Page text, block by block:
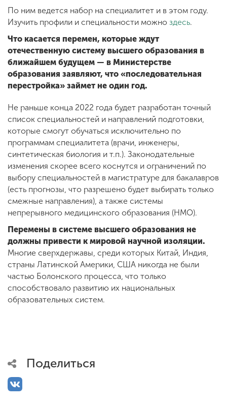
По ним ведется набор на специалитет и в этом году.
Изучить профили и специальности можно здесь.
Что касается перемен, которые ждут
отечественную систему высшего образования в
ближайшем будущем — в Министерстве
образования заявляют, что «последовательная
перестройка» займет не один год.
Не раньше конца 2022 года будет разработан точный
список специальностей и направлений подготовки,
которые смогут обучаться исключительно по
программам специалитета (врачи, инженеры,
синтетическая биология и т.п.). Законодательные
изменения скорее всего коснутся и ограничений по
выбору специальностей в магистратуре для бакалавров
(есть прогнозы, что разрешено будет выбирать только
смежные направления), а также системы
непрерывного медицинского образования (НМО).
Перемены в системе высшего образования не
должны привести к мировой научной изоляции.
Многие сверхдержавы, среди которых Китай, Индия,
страны Латинской Америки, США никогда не были
частью Болонского процесса, что только
способствовало развитию их национальных
образовательных систем.
Поделиться